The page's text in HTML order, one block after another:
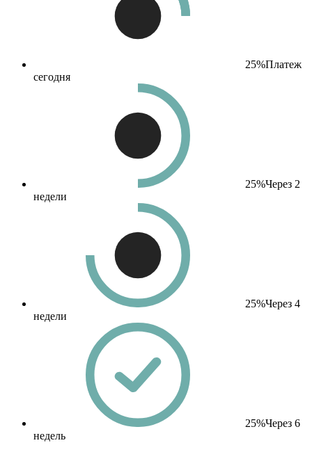
25%Платеж
сегодня
25%Через 2
недели
25%Через 4
недели
25%Через 6
недель